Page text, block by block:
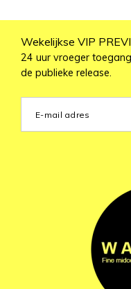
Wekelijkse VIP
24 uur vroeger
de publieke release.